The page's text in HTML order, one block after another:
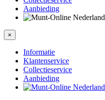
Aanbieding
×
Informatie
Klantenservice
Collectieservice
Aanbieding